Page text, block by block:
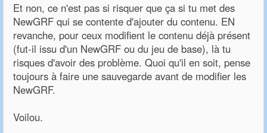
Et non, ce n'est pas si risquer que ça si tu met des
NewGRF qui se contente d'ajouter du contenu. EN
revanche, pour ceux modifient le contenu déjà présent
(fut-il issu d'un NewGRF ou du jeu de base), là tu
risques d'avoir des problème. Quoi qu'il en soit, pense
toujours à faire une sauvegarde avant de modifier les
NewGRF.
Voilou.